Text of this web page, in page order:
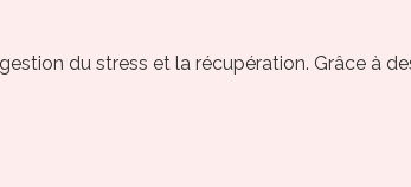
du stress et la récupération. Grâce à